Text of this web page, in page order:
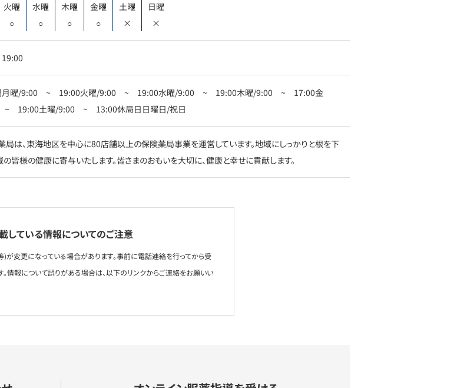
火曜
○
水曜
○
木曜
○
金曜
○
土曜
×
日曜
×
月曜/9:00 ~ 19:00火曜/9:00 ~ 19:00水曜/9:00 ~ 19:00木曜/9:00 ~ 17:00金
19:00土曜/9:00 ~ 13:00休局日日曜日/祝日
局は、東海地区を中心に80店舗以上の保険薬局事業を運営しています。地域にしっかりと根を下
の皆様の健康に寄与いたします。皆さまのおもいを大切に、健康と幸せに貢献します。
している情報についてのご注意
が変更になっている場合があります。事前に電話連絡を行ってから受
。情報について誤りがある場合は、以下のリンクからご連絡をお願いい